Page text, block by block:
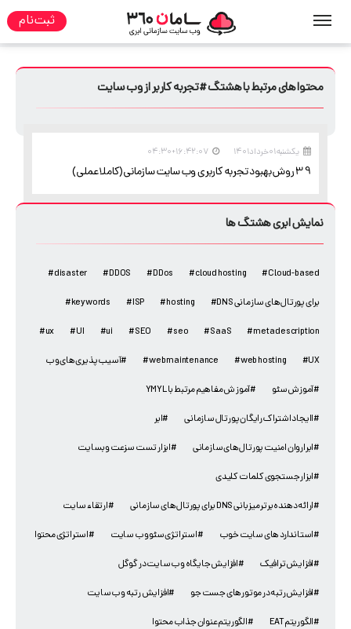
ثبت نام صفحه نخست هشتگ فهرست محتواهای هشتگ ها
محتواهای مرتبط با هشتگ #تجربه کاربر از وب سایت
یکشنبه ۰۱ خرداد ۱۴۰۱ ۱۶:۴۲:۰۷+۰۴:۳۰
39 روش بهبود تجربه کاربری وب سایت سازمانی(کاملا عملی)
نمایش ابری هشتگ ها
#Cloud-based
#cloud hosting
#DDos
#DDOS
#disaster
#DNS برای پورتال های سازمانی #hosting
#ISP
#keywords
#meta description
#SaaS
#seo
#SEO
#ui
#UI
#ux
#UX
#web hosting
#web maintenance #آسیب پذیری های وب
#آموزش سئو #آموز ش مفاهیم مرتبط با YMYL
#اایجاد اشتراک رایگان پورتال سازمانی #ابر
#ابراروان امنیت پورتال های سازمانی #ابزار تست سزعت وبسایت
#ابزار جستجوی کلمات کلیدی
#ارائه دهنده برتر میزبانی DNS برای پورتال های سازمانی #ارتقاء سایت
#استاندارد های سایت خوب #استراتژی سئو وب سایت #استراتژی محتوا
#افزایش ترافیک #افزایش جایگاه وب سایت در گوگل
#افزایش رتبه در موتورهای جست جو #افزایش رتبه وب سایت
#الگوریتم EAT #الگوریتم عنوان جذاب محتوا